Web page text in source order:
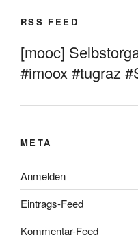
RSS FEED
[mooc]
#imoox #tugraz
META
Anmelden
Eintrags-Feed
Kommentar-Feed